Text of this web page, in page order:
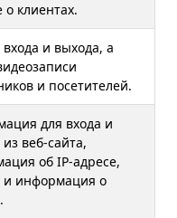
клиентах.
и выхода, а
и посетителей.
для входа и
веб-сайта,
об IP-адресе,
и информация о